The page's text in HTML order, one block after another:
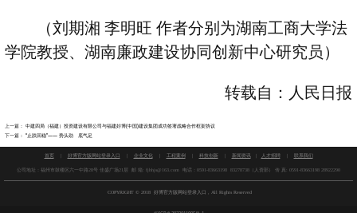
（刘期湘 李明旺 作者分别为湖南工商大学法
学院教授、湖南廉政建设协同创新中心研究员）
转载自：人民日报
上一篇： 中建四局（福建）投资建设有限公司与福建好博(中国)建设集团成功签署战略合作框架协议
下一篇： “止跌回稳”—— 势头劲 底气足
首页| 好博官方版网站登录入口 | 企业文化 | 工程案例 | 科技创新| 新闻资讯 | 人才招聘| 联系我们
公司地址：福州市鼓楼区六一中路28号 佳盛广场21层 邮 箱: fjhhjs@163.com 电话：0591-83663198 83278738（人资部） 传 真: 0591-83663198 28922290
COPYRIGHT © 2018 好博官方版网站登录入口 , All Rights Reserved